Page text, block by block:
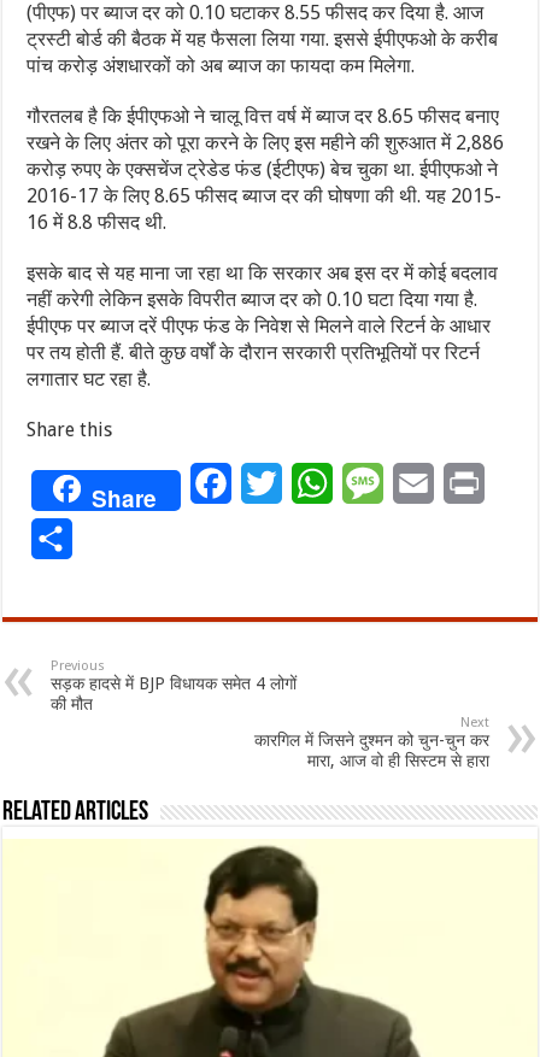
(पीएफ) पर ब्याज दर को 0.10 घटाकर 8.55 फीसद कर दिया है. आज
ट्रस्टी बोर्ड की बैठक में यह फैसला लिया गया. इससे ईपीएफओ के करीब
पांच करोड़ अंशधारकों को अब ब्याज का फायदा कम मिलेगा.
गौरतलब है कि ईपीएफओ ने चालू वित्त वर्ष में ब्याज दर 8.65 फीसद बनाए
रखने के लिए अंतर को पूरा करने के लिए इस महीने की शुरुआत में 2,886
करोड़ रुपए के एक्सचेंज ट्रेडेड फंड (ईटीएफ) बेच चुका था. ईपीएफओ ने
2016-17 के लिए 8.65 फीसद ब्याज दर की घोषणा की थी. यह 2015-
16 में 8.8 फीसद थी.
इसके बाद से यह माना जा रहा था कि सरकार अब इस दर में कोई बदलाव
नहीं करेगी लेकिन इसके विपरीत ब्याज दर को 0.10 घटा दिया गया है.
ईपीएफ पर ब्याज दरें पीएफ फंड के निवेश से मिलने वाले रिटर्न के आधार
पर तय होती हैं. बीते कुछ वर्षों के दौरान सरकारी प्रतिभूतियों पर रिटर्न
लगातार घट रहा है.
Share this
Share FacebookTwitterWhatsAppMessageEmail
Previous
सड़क हादसे में BJP विधायक समेत 4 लोगों
की मौत
Next
कारगिल में जिसने दुश्मन को चुन-चुन कर
मारा, आज वो ही सिस्टम से हारा
Related Articles